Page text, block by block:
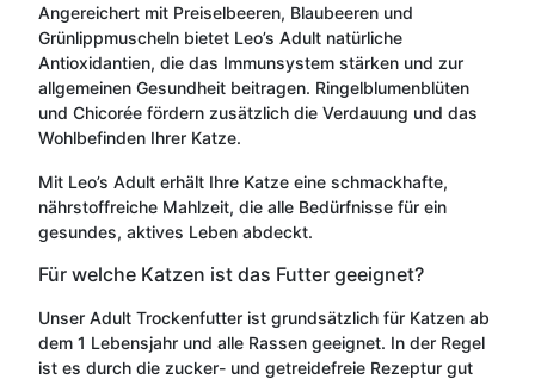
Angereichert mit Preiselbeeren, Blaubeeren und
Grünlippmuscheln bietet Leo’s Adult natürliche
Antioxidantien, die das Immunsystem stärken und zur
allgemeinen Gesundheit beitragen. Ringelblumenblüten
und Chicorée fördern zusätzlich die Verdauung und das
Wohlbefinden Ihrer Katze.
Mit Leo’s Adult erhält Ihre Katze eine schmackhafte,
nährstoffreiche Mahlzeit, die alle Bedürfnisse für ein
gesundes, aktives Leben abdeckt.
Für welche Katzen ist das Futter geeignet?
Unser Adult Trockenfutter ist grundsätzlich für Katzen ab
dem 1 Lebensjahr und alle Rassen geeignet. In der Regel
ist es durch die zucker- und getreidefreie Rezeptur gut